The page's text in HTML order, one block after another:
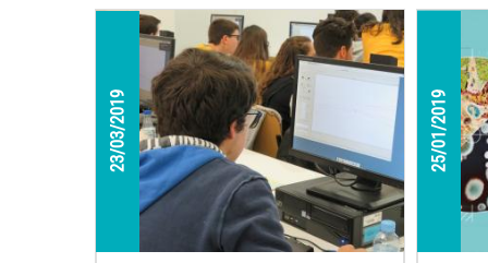
23/03/2019 25/01/2019